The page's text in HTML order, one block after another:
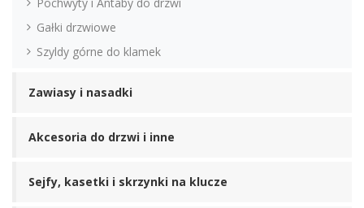
Pochwyty i Antaby do drzwi
Gałki drzwiowe
Szyldy górne do klamek
Zawiasy i nasadki
Akcesoria do drzwi i inne
Sejfy, kasetki i skrzynki na klucze